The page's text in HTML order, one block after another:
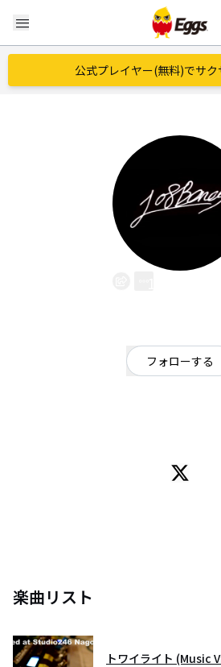
menu
公式プレイヤー(無料)でサ
フォローする
各種サービスで販売・配信中
楽曲リスト
トワイライト (Music